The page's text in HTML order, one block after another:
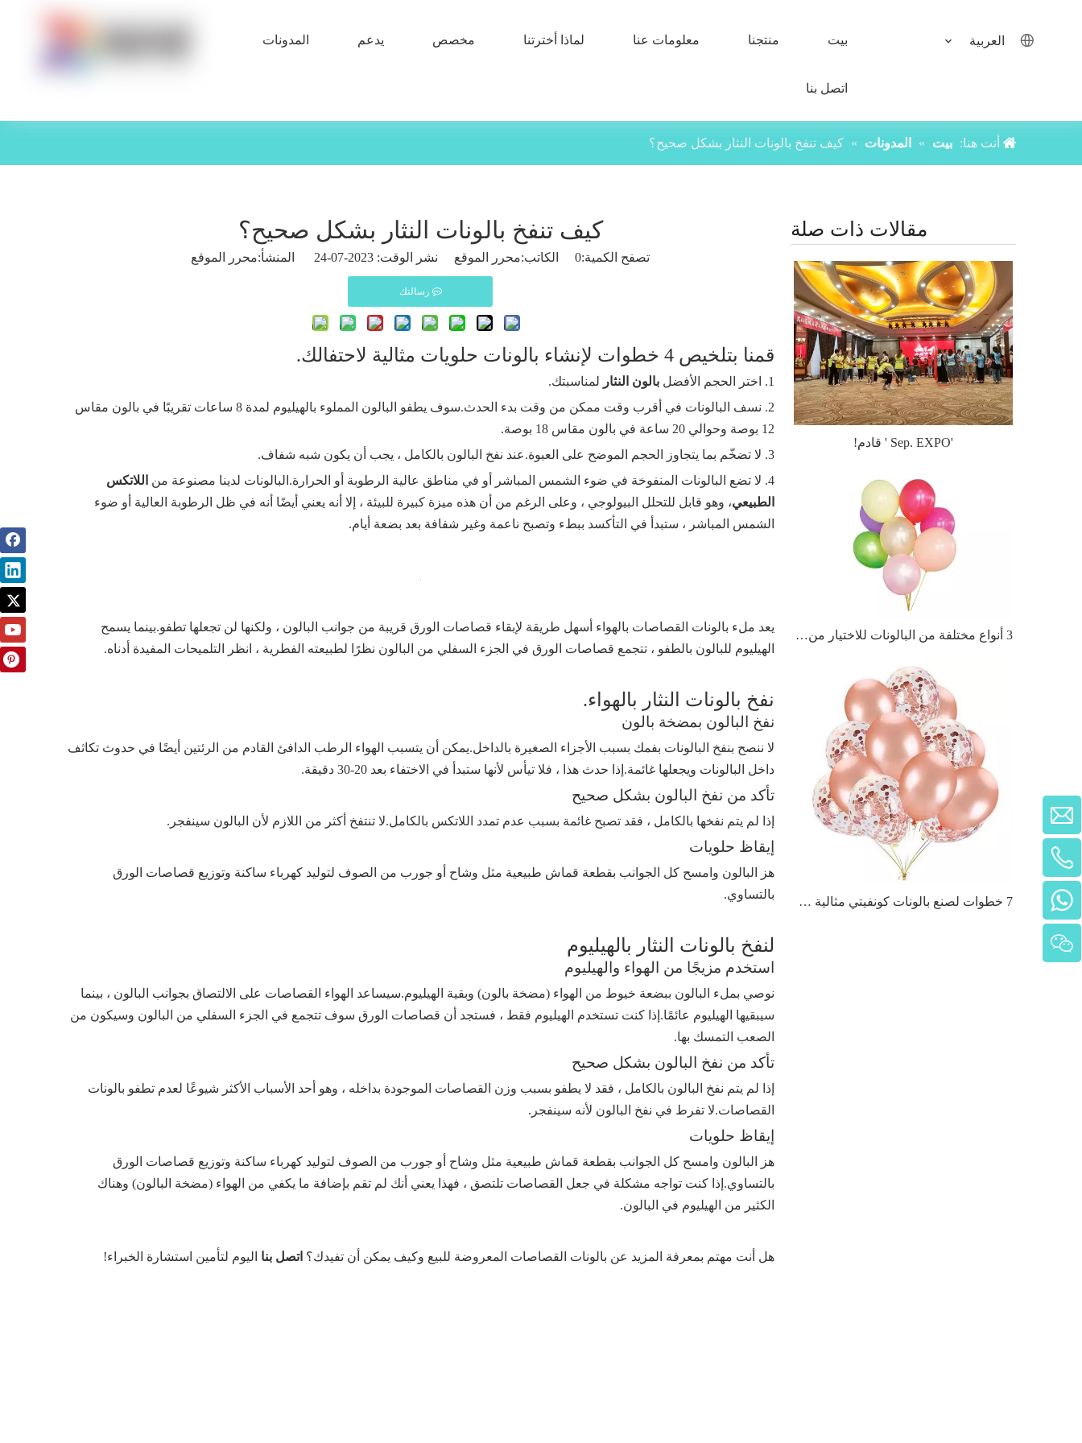
بيت منتجنا معلومات عنا لماذا أخترتنا مخصص يدعم المدونات
اتصل بنا
العربية
أنت هنا: بيت » المدونات » كيف تنفخ بالونات النثار بشكل صحيح؟
كيف تنفخ بالونات النثار بشكل صحيح؟
تصفح الكمية:0 الكاتب:محرر الموقع نشر الوقت: 2023-07-24 المنشأ: محرر الموقع
رسالتك
قمنا بتلخيص 4 خطوات لإنشاء بالونات حلويات مثالية لاحتفالك.
1. اختر الحجم الأفضل بالون النثار لمناسبتك.
2. نسف البالونات في أقرب وقت ممكن من وقت بدء الحدث.سوف يطفو البالون المملوء بالهيليوم لمدة 8 ساعات تقريبًا في بالون مقاس
12 بوصة وحوالي 20 ساعة في بالون مقاس 18 بوصة.
3. لا تضخّم بما يتجاوز الحجم الموضح على العبوة.عند نفخ البالون بالكامل ، يجب أن يكون شبه شفاف.
4. لا تضع البالونات المنفوخة في ضوء الشمس المباشر أو في مناطق عالية الرطوبة أو الحرارة.البالونات لدينا مصنوعة من
اللاتكس
الطبيعي، وهو قابل للتحلل البيولوجي ، وعلى الرغم من أن هذه ميزة كبيرة للبيئة ، إلا أنه يعني أيضًا أنه في ظل الرطوبة العالية أو ضوء
الشمس المباشر ، ستبدأ في التأكسد ببطء وتصبح ناعمة وغير شفافة بعد بضعة أيام.
يعد ملء بالونات القصاصات بالهواء أسهل طريقة لإبقاء قصاصات الورق قريبة من جوانب البالون ، ولكنها لن تجعلها تطفو.بينما يسمح
الهيليوم للبالون بالطفو ، تتجمع قصاصات الورق في الجزء السفلي من البالون نظرًا لطبيعته الفطرية ، انظر التلميحات المفيدة أدناه.
نفخ بالونات النثار بالهواء.
نفخ البالون بمضخة بالون
لا ننصح بنفخ البالونات بفمك بسبب الأجزاء الصغيرة بالداخل.يمكن أن يتسبب الهواء الرطب الدافئ القادم من الرئتين أيضًا في حدوث تكاثف
داخل البالونات ويجعلها غائمة.إذا حدث هذا ، فلا تيأس لأنها ستبدأ في الاختفاء بعد 20-30 دقيقة.
تأكد من نفخ البالون بشكل صحيح
إذا لم يتم نفخها بالكامل ، فقد تصبح غائمة بسبب عدم تمدد اللاتكس بالكامل.لا تنتفخ أكثر من اللازم لأن البالون سينفجر.
إيقاظ حلويات
هز البالون وامسح كل الجوانب بقطعة قماش طبيعية مثل وشاح أو جورب من الصوف لتوليد كهرباء ساكنة وتوزيع قصاصات الورق
بالتساوي.
لنفخ بالونات النثار بالهيليوم
استخدم مزيجًا من الهواء والهيليوم
نوصي بملء البالون ببضعة خيوط من الهواء (مضخة بالون) وبقية الهيليوم.سيساعد الهواء القصاصات على الالتصاق بجوانب البالون ، بينما
سيبقيها الهيليوم عائمًا.إذا كنت تستخدم الهيليوم فقط ، فستجد أن قصاصات الورق سوف تتجمع في الجزء السفلي من البالون وسيكون من
الصعب التمسك بها.
تأكد من نفخ البالون بشكل صحيح
إذا لم يتم نفخ البالون بالكامل ، فقد لا يطفو بسبب وزن القصاصات الموجودة بداخله ، وهو أحد الأسباب الأكثر شيوعًا لعدم تطفو بالونات
القصاصات.لا تفرط في نفخ البالون لأنه سينفجر.
إيقاظ حلويات
هز البالون وامسح كل الجوانب بقطعة قماش طبيعية مثل وشاح أو جورب من الصوف لتوليد كهرباء ساكنة وتوزيع قصاصات الورق
بالتساوي.إذا كنت تواجه مشكلة في جعل القصاصات تلتصق ، فهذا يعني أنك لم تقم بإضافة ما يكفي من الهواء (مضخة البالون) وهناك
الكثير من الهيليوم في البالون.
هل أنت مهتم بمعرفة المزيد عن بالونات القصاصات المعروضة للبيع وكيف يمكن أن تفيدك؟ اتصل بنا اليوم لتأمين استشارة الخبراء!
مقالات ذات صلة
'Sep. EXPO ' قادم!
3 أنواع مختلفة من البالونات للاختيار من بينها
7 خطوات لصنع بالونات كونفيتي مثالية لاحتفالك